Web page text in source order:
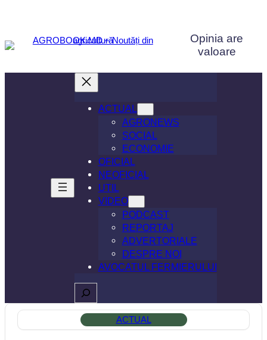
conținut
Opinia are
valoare
ACTUAL
AGRONEWS
SOCIAL
ECONOMIE
OFICIAL
NEOFICIAL
UTIL
VIDEO
PODCAST
REPORTAJ
ADVERTORIALE
DESPRE NOI
AVOCATUL FERMIERULUI
Caută
ACTUAL